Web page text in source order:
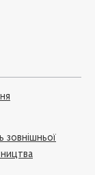
зовнішньої